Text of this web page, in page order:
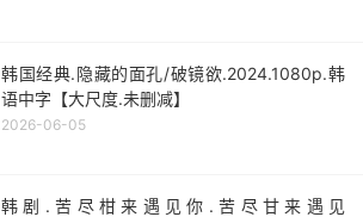
韩国经典.隐藏的面孔/破镜欲.2024.1080p.韩
语中字【大尺度.未删减】
2026-06-05
韩剧.苦尽柑来遇见你.苦尽甘来遇见